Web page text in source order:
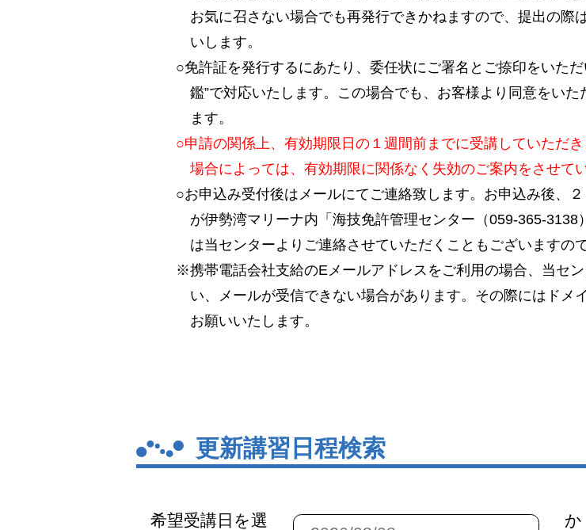
お気に召さない場合でも再発行できかねますので、提出の際
いします。
○免許証を発行するにあたり、委任状にご署名とご捺印をいた
鑑”で対応いたします。この場合でも、お客様より同意をい
ます。
○申請の関係上、有効期限日の１週間前までに受講していただき
場合によっては、有効期限に関係なく失効のご案内をさせて
○お申込み受付後はメールにてご連絡致します。お申込み後、
が伊勢湾マリーナ内「海技免許管理センター（059-365-
は当センターよりご連絡させていただくこともございますの
※携帯電話会社支給のEメールアドレスをご利用の場合、当セ
い、メールが受信できない場合があります。その際にはドメ
お願いいたします。
更新講習日程検索
希望受講日を選
か